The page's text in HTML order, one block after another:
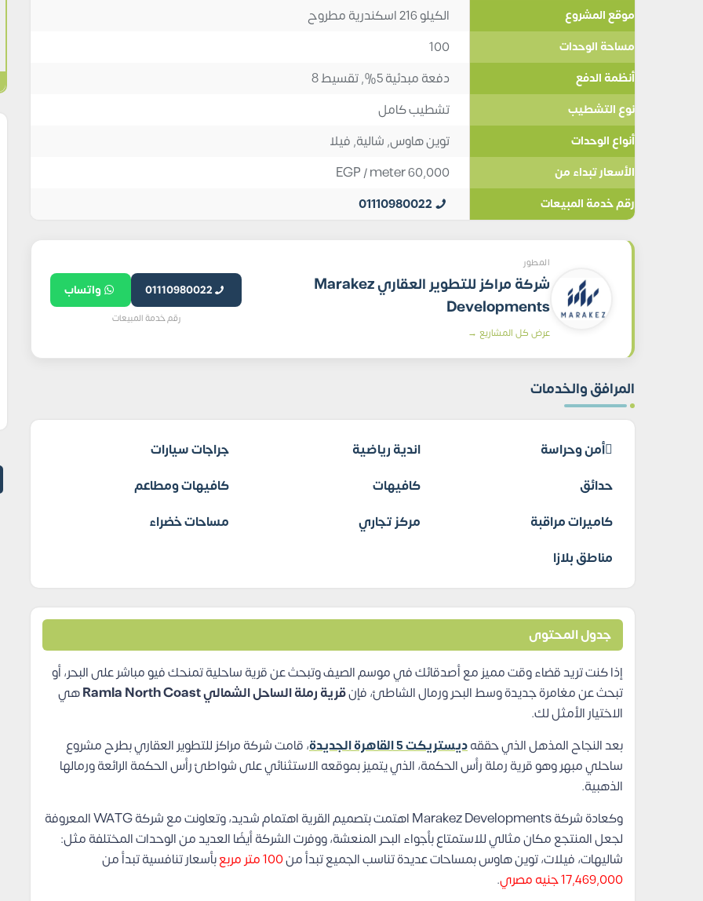
موقع المشروع الكيلو 216 اسكندرية مطروح
مساحة الوحدات 100
أنظمة الدفع دفعة مبدئية 5%, تقسيط 8
نوع التشطيب تشطيب كامل
أنواع الوحدات توين هاوس,شالية,فيلا
الأسعار تبداء من 60,000
EGP/ meter
رقم خدمة المبيعات 01110980022
المطور
شركة مراكز للتطوير العقاري Marakez
Developments
عرض كل المشاريع →
01110980022 واتساب
رقم خدمة المبيعات
المرافق والخدمات
أمن وحراسة اندية رياضية
جراجات سيارات
حدائق
كافيهات
كافيهات ومطاعم
كاميرات مراقبة
مركز تجاري
مساحات خضراء
مناطق بلازا
جدول المحتوى
إذا كنت تريد قضاء وقت مميز مع أصدقائك في موسم الصيف وتبحث عن قرية ساحلية تمنحك فيو مباشر على البحر، أو
تبحث عن مغامرة جديدة وسط البحر ورمال الشاطئ، فإنقرية رملة الساحل الشمالي Ramla North Coast
هي
الاختيار الأمثل لك.
بعد النجاح المذهل الذي حققهديستريكت 5 القاهرة الجديدة
، قامت شركة مراكز للتطوير العقاري بطرح مشروع
ساحلي مبهر وهو قرية رملة رأس الحكمة، الذي يتميز بموقعه الاستثنائي على شواطئ رأس الحكمة الرائعة ورمالها
الذهبية.
وكعادة شركة Marakez Developments اهتمت بتصميم القرية اهتمام شديد، وتعاونت مع شركة WATG المعروفة
لجعل المنتجع مكان مثالي للاستمتاع بأجواء البحر المنعشة، ووفرت الشركة أيضًا العديد من الوحدات المختلفة مثل:
شاليهات، فيلات، توين هاوس بمساحات عديدة تناسب الجميع تبدأ من100 متر مربع
بأسعار تنافسية تبدأ من
17,469,000 جنيه مصري
.